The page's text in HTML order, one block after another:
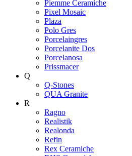
Piemme Ceramiche
Pixel Mosaic
Plaza
Polo Gres
Porcelaingres
Porcelanite Dos
Porcelanosa
Prissmacer
Q
Q-Stones
QUA Granite
R
Ragno
Realistik
Realonda
Refin
Rex Ceramiche